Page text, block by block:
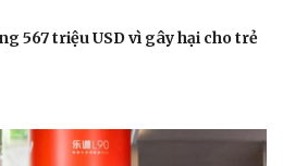
567 triệu USD vì gây hại cho trẻ